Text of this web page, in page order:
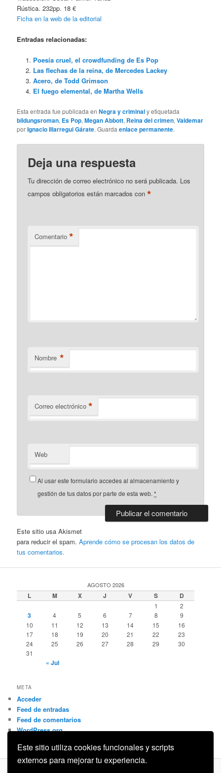
Este sitio utiliza cookies funcionales y scripts
externos para mejorar tu experiencia.
Rústica. 232pp. 18 €
Ficha en la web de la editorial
Entradas relacionadas:
Poesía cruel, el crowdfunding de Es Pop
Las flechas de la reina, de Mercedes Lackey
Acero, de Todd Grimson
El fuego elemental, de Martha Wells
Esta entrada fue publicada enNegra y criminaly etiquetada
bildungsroman, Es Pop,Megan Abbott, Reina del crimen,Valdemar
porIgnacio Illarregui Gárate. Guardaenlace permanente.
Deja una respuesta
Tu dirección de correo electrónico no será publicada. Los
campos obligatorios están marcados con*
Comentario *
Nombre *
Correo electrónico *
Web
Al usar este formulario accedes al almacenamiento y
gestión de tus datos por parte de esta web.*
Este sitio usa Akismet
para reducir el spam.Aprende cómo se procesan los datos de
tus comentarios.
AGOSTO 2026
L M X J V S D
1 2
3 4 5 6 7 8
9
10
11 12 13 14 15
16
17
18 19 20 21 22
23
24
25 26 27 28 29
30
31
« Jul
META
Acceder
Feed de entradas
Feed de comentarios
WordPress.org